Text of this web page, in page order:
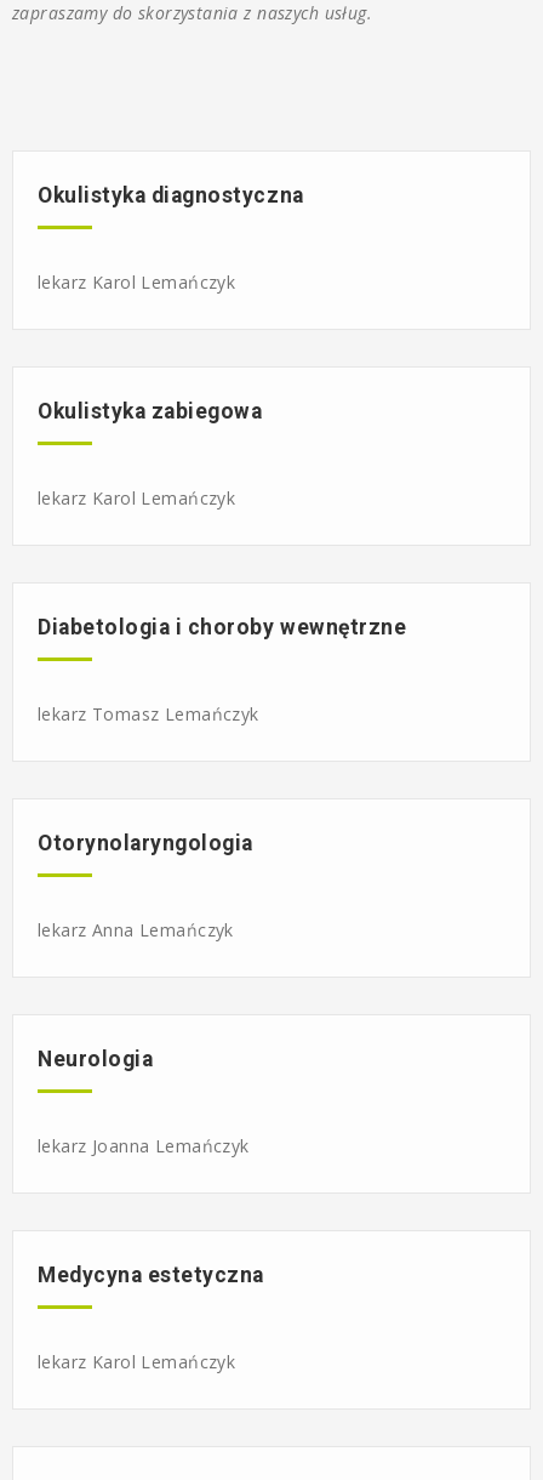
zapraszamy do skorzystania z naszych usług.
Okulistyka diagnostyczna
lekarz Karol Lemańczyk
Okulistyka zabiegowa
lekarz Karol Lemańczyk
Diabetologia i choroby wewnętrzne
lekarz Tomasz Lemańczyk
Otorynolaryngologia
lekarz Anna Lemańczyk
Neurologia
lekarz Joanna Lemańczyk
Medycyna estetyczna
lekarz Karol Lemańczyk